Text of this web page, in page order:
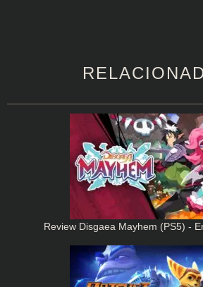
Review Disgaea Mayhem (PS5) -